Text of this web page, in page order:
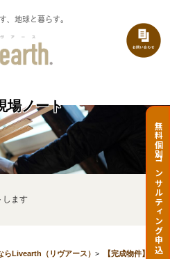
、地球と暮らす。
無料個別コンサルティング申込
場ノート
します
らLivearth（リヴアース）>
【完成物件】